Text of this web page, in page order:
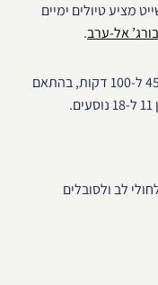
מציע טיולים ימיים
אל-ערב.
ארבעה מסלולי שיט מגוונים שעורכים בין 45 ל-100 דקות, בהתאם
לב ולסובלים